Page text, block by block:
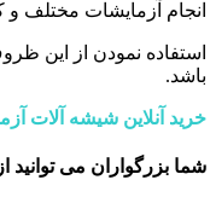
انجام آزمایشات مختلف
استفاده نمودن از این
باشد.
خرید آنلاین شیشه آلات
شما بزرگواران می